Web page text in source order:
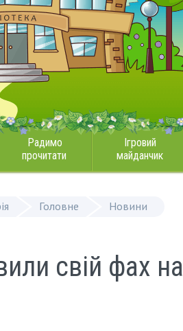
Радимо
прочитати
Ігровий
майданчик
Головне Новини
свій фах на